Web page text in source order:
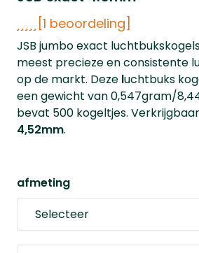
[1 beoordeling]
JSB jumbo exact
meest precieze en consistente
op de markt. Deze luchtbuks
een gewicht van 0,547gram/
bevat 500 kogeltjes.
4,52mm.
afmeting